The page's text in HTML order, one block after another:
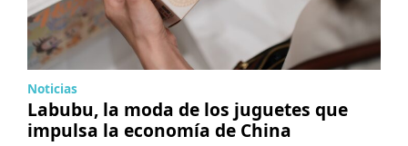
Noticias
Labubu, la moda de los juguetes que
impulsa la economía de China